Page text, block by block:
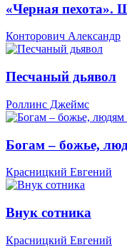
«Черная пехота».
Конторович Александр
Песчаный дьявол
Роллинс Джеймс
Богам – божье,
Красницкий Евгений
Внук сотника
Красницкий Евгений